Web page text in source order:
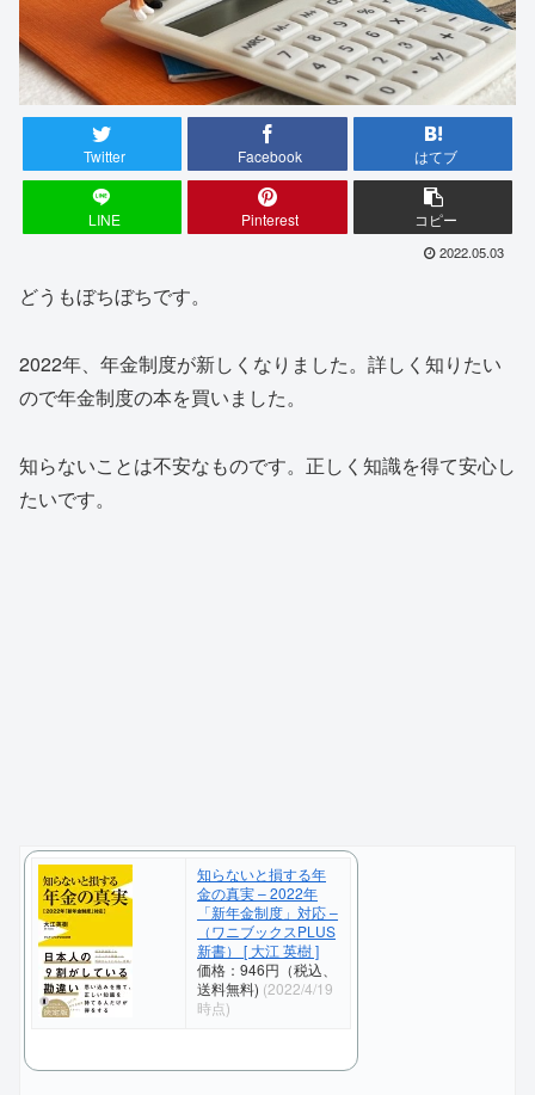
Twitter Facebook はてブ
LINE Pinterest コピー
2022.05.03
どうもぼちぼちです。
2022年、年金制度が新しくなりました。詳しく知りたい
ので年金制度の本を買いました。
知らないことは不安なものです。正しく知識を得て安心し
たいです。
知らないと損する年
金の真実 – 2022年
「新年金制度」対応 –
（ワニブックスPLUS
新書） [ 大江 英樹 ]
価格：946円（税込、
送料無料) (2022/4/19
時点)